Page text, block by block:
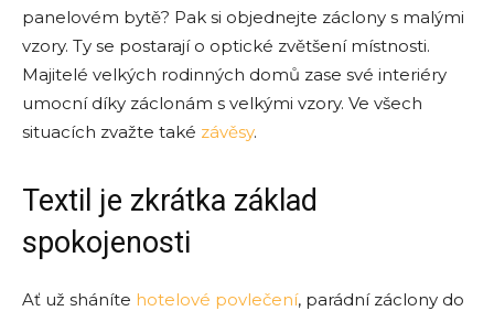
panelovém bytě? Pak si objednejte záclony s malými
vzory. Ty se postarají o optické zvětšení místnosti.
Majitelé velkých rodinných domů zase své interiéry
umocní díky záclonám s velkými vzory. Ve všech
situacích zvažte také závěsy.
Textil je zkrátka základ
spokojenosti
Ať už sháníte hotelové povlečení, parádní záclony do